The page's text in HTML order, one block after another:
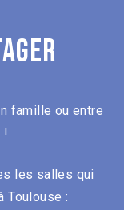
famille ou entre
!
les salles qui
Toulouse :